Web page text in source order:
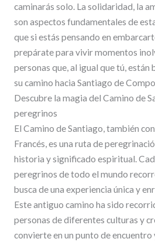
caminarás solo. La solidaridad, la
son aspectos fundamentales de
que si estás pensando en
prepárate para vivir momentos
personas que, al igual que tú, están
su camino hacia Santiago de
Descubre la magia del Camino de
peregrinos
El Camino de Santiago, también
Francés, es una ruta de
historia y significado espiritual.
peregrinos de todo el mundo
busca de una experiencia única y
Este antiguo camino ha sido
personas de diferentes culturas y
convierte en un punto de encuentro